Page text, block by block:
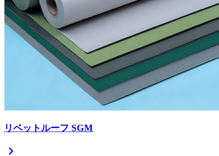
リベットルーフ SGM
chevron_right